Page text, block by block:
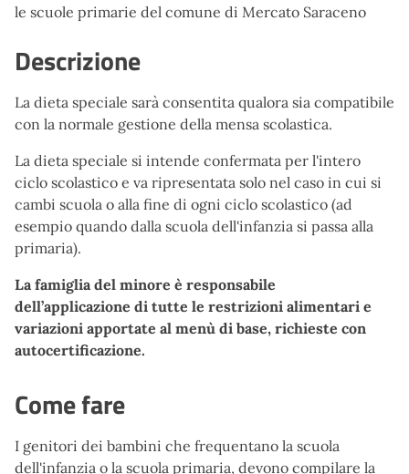
le scuole primarie del comune di Mercato Saraceno
Descrizione
La dieta speciale sarà consentita qualora sia compatibile
con la normale gestione della mensa scolastica.
La dieta speciale si intende confermata per l'intero
ciclo scolastico e va ripresentata solo nel caso in cui si
cambi scuola o alla fine di ogni ciclo scolastico (ad
esempio quando dalla scuola dell'infanzia si passa alla
primaria).
La famiglia del minore è responsabile
dell’applicazione di tutte le restrizioni alimentari e
variazioni apportate al menù di base, richieste con
autocertificazione.
Come fare
I genitori dei bambini che frequentano la scuola
dell'infanzia o la scuola primaria, devono compilare la